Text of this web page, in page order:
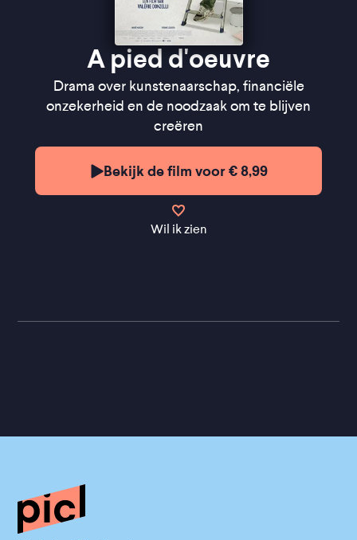
''Bastien Bouillon is wonderful'' -Variety
A pied d'oeuvre
Drama over kunstenaarschap, financiële
onzekerheid en de noodzaak om te blijven
creëren
Bekijk de film voor € 8,99
Wil ik zien